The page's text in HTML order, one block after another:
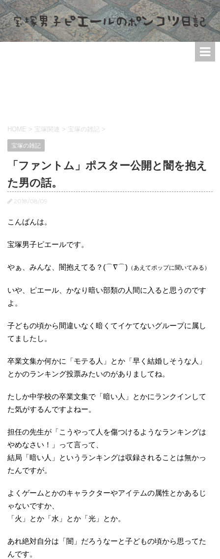
HOME > 宝塚関連 > 宝塚の雑記 >
宝塚の雑記
「ファントム」ポスター公開と闇を抱え
た男の話。
2018/08/09
こんばんは。
宝塚男子ピエールです。
やぁ、みんな、闇抱えてる？(⌒∇⌒) （あえてポップに聞いてみる）
いや、ピエール、かなり暗い部類の人間に入ると思うのです
よ。
子どもの頃から間違いなく暗くてイケてないグループに属し
てましたし。
卒業文集か何かに「モテる人」とか「早く結婚しそうな人」
とかのランキング投票みたいのがありましてね。
たしか中学校の卒業文集で「暗い人」とかにランクインして
た気がするんですよねー。
担任の先生が「こうやって人を傷つけるようなランキングは
やめなさい！」って言って、
結局「暗い人」というランキングは収録されることは無かっ
たんですが。
よくゲームとかのキャラクターやアイテムの属性とかあるじ
ゃないですか、
「火」とか「水」とか「光」とか。
あれ絶対自分は「闇」だろうなーと子どもの頃から思ってた
んです。